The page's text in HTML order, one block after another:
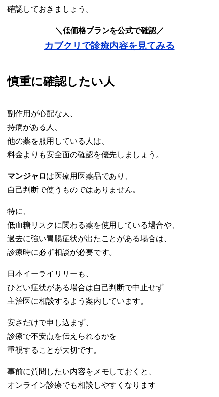
確認しておきましょう。
＼低価格プランを公式で確認／
カブクリで診療内容を見てみる
慎重に確認したい人
副作用が心配な人、
持病がある人、
他の薬を服用している人は、
料金よりも安全面の確認を優先しましょう。
マンジャロは医療用医薬品であり、
自己判断で使うものではありません。
特に、
低血糖リスクに関わる薬を使用している場合や、
過去に強い胃腸症状が出たことがある場合は、
診療時に必ず相談が必要です。
日本イーライリリーも、
ひどい症状がある場合は自己判断で中止せず
主治医に相談するよう案内しています。
安さだけで申し込まず、
診療で不安点を伝えられるかを
重視することが大切です。
事前に質問したい内容をメモしておくと、
オンライン診療でも相談しやすくなります